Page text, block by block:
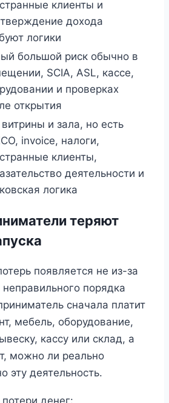
клиенты и
дохода
логики
большой риск обычно в
SCIA, ASL, кассе,
и проверках
открытия
витрины и зала, но есть
invoice, налоги,
клиенты,
деятельности и
логика
теряют
появляется не из-за
порядка
сначала платит
мебель, оборудование,
кассу или склад, а
можно ли реально
эту деятельность.
денег: